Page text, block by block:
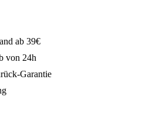
ab 39€
von 24h
Garantie